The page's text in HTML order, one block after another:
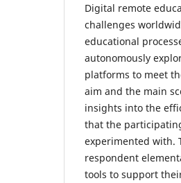
Digital remote
challenges
educational
autonomously
platforms to meet
aim and the main
insights into the
that the
experimented with.
respondent
tools to support